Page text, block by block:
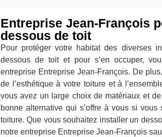
Entreprise Jean-François
dessous de toit
Pour protéger votre habitat des diverses
dessous de toit et pour s’en occuper,
entreprise Entreprise Jean-François. De
de l’esthétique à votre toiture et à
vous avez un large choix de matériaux et
bonne alternative qui s’offre à vous si vous
toiture. Que vous souhaitez installer un
notre entreprise Entreprise Jean-François